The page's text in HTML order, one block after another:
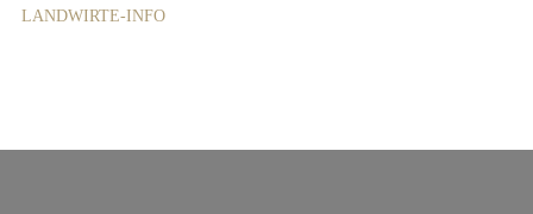
LANDWIRTE-INFO